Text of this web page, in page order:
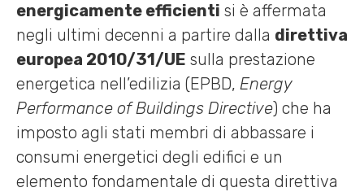
energicamente efficienti si è affermata
negli ultimi decenni a partire dalla direttiva
europea 2010/31/UE sulla prestazione
energetica nell’edilizia (EPBD, Energy
Performance of Buildings Directive) che ha
imposto agli stati membri di abbassare i
consumi energetici degli edifici e un
elemento fondamentale di questa direttiva